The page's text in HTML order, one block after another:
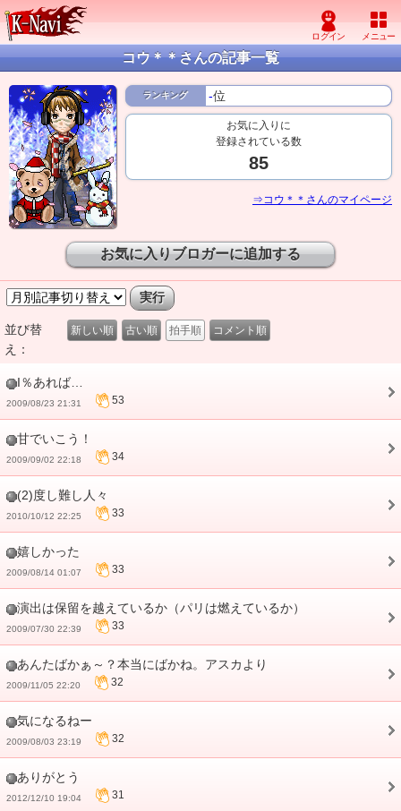
コウ＊＊さんの記事一覧
ランキング -位
お気に入りに
登録されている数
85
⇒コウ＊＊さんのマイページ
お気に入りブロガーに追加する
並び替
え：
新しい順 古い順 拍手順 コメント順
I％あれば…
2009/08/23 21:31 53
甘でいこう！
2009/09/02 22:18 34
(2)度し難し人々
2010/10/12 22:25 33
嬉しかった
2009/08/14 01:07 33
演出は保留を越えているか（パリは燃えているか）
2009/07/30 22:39 33
あんたばかぁ～？本当にばかね。アスカより
2009/11/05 22:20 32
気になるねー
2009/08/03 23:19 32
ありがとう
2012/12/10 19:04 31